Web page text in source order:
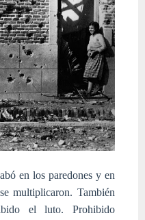
en los paredones y en
multiplicaron. También
el luto. Prohibido